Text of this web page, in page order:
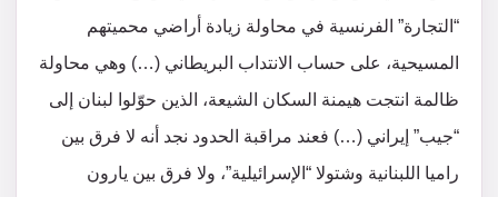
“التجارة” الفرنسية في محاولة زيادة أراضي محميتهم
المسيحية، على حساب الانتداب البريطاني (…) وهي محاولة
ظالمة انتجت هيمنة السكان الشيعة، الذين حوّلوا لبنان إلى
“جيب” إيراني (…) فعند مراقبة الحدود نجد أنه لا فرق بين
راميا اللبنانية وشتولا “الإسرائيلية”، ولا فرق بين يارون